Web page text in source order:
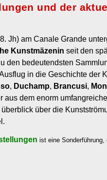
und der
Jh) am Canale Grande
Kunstmäzenin seit den
bedeutendsten
in die Geschichte der
, Duchamp, Brancusi,
aus dem enorm
über die
ist eine